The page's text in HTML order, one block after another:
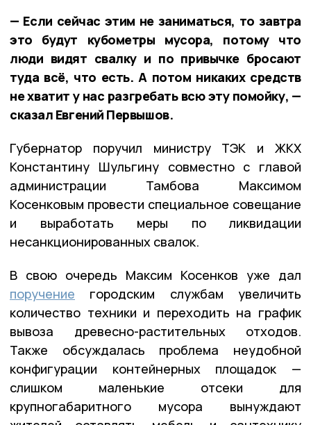
— Если сейчас этим не заниматься, то завтра
это будут кубометры мусора, потому что
люди видят свалку и по привычке бросают
туда всё, что есть. А потом никаких средств
не хватит у нас разгребать всю эту помойку, —
сказал Евгений Первышов.
Губернатор поручил министру ТЭК и ЖКХ
Константину Шульгину совместно с главой
администрации Тамбова Максимом
Косенковым провести специальное совещание
и выработать меры по ликвидации
несанкционированных свалок.
В свою очередь Максим Косенков уже дал
поручение городским службам увеличить
количество техники и переходить на график
вывоза древесно-растительных отходов.
Также обсуждалась проблема неудобной
конфигурации контейнерных площадок —
слишком маленькие отсеки для
крупногабаритного мусора вынуждают